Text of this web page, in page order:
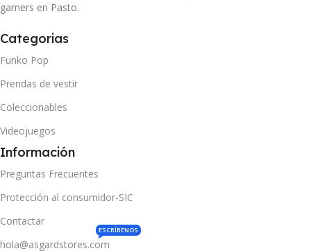
gamers en Pasto.
Categorias
Funko Pop
Prendas de vestir
Coleccionables
Videojuegos
Información
Preguntas Frecuentes
Protección al consumidor-SIC
Contactar
hola@asgardstores.com
ESCRÍBENOS